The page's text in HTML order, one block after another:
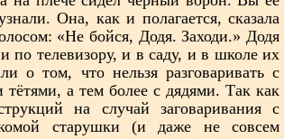
Она, как и полагается, сказала
«Не бойся, Додя. Заходи.» Додя
по телевизору, и в саду, и в школе их
о том, что нельзя разговаривать с
тётями, а тем более с дядями. Так как
на случай заговаривания с
старушки (и даже не совсем